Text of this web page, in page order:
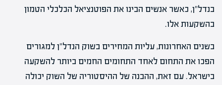
בנדל"ן, כאשר אנשים הבינו את הפוטנציאל הכלכלי הטמון
בהשקעות אלו.
בשנים האחרונות, עליות המחירים בשוק הנדל"ן למגורים
הפכו את התחום לאחד התחומים החמים ביותר להשקעה
בישראל. עם זאת, ההבנה של ההיסטוריה של השוק יכולה